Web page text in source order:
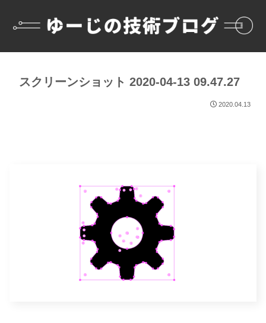
スクリーンショット 2020-04-13 09.47.27
2020.04.13